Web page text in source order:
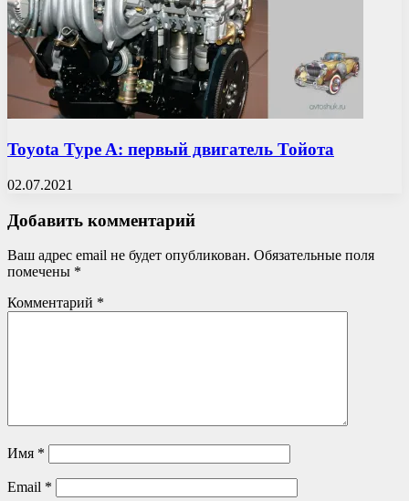
Toyota Type A: первый двигатель Тойота
02.07.2021
Добавить комментарий
Ваш адрес email не будет опубликован. Обязательные поля
помечены *
Комментарий *
Имя *
Email *